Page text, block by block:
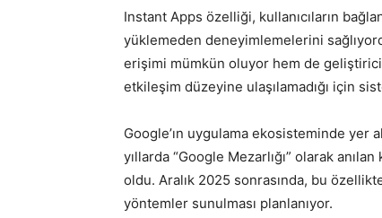
Instant Apps özelliği, kullanıcıların
yüklemeden deneyimlemelerini
erişimi mümkün oluyor hem de
etkileşim düzeyine ulaşılamadığı için
Google’ın uygulama ekosisteminde yer
yıllarda “Google Mezarlığı” olarak
oldu. Aralık 2025 sonrasında, bu
yöntemler sunulması planlanıyor.